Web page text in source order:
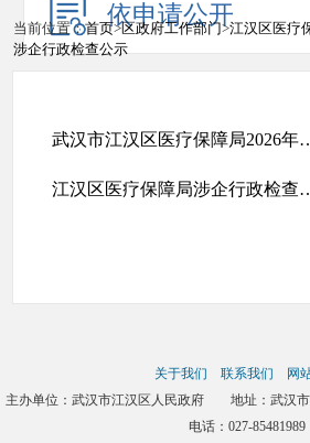
依申请公开
当前位置：首页>区政府工作部门>江汉区医疗
涉企行政检查公示
武汉市江汉区医疗保障
江汉区医疗保障局
关于我们 联系我们
网
主办单位：武汉市江汉区人民政府 地址：武汉
电话：027-85481989